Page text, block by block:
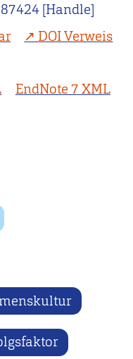
[Handle]
DOI Verweis
EndNote 7 XML